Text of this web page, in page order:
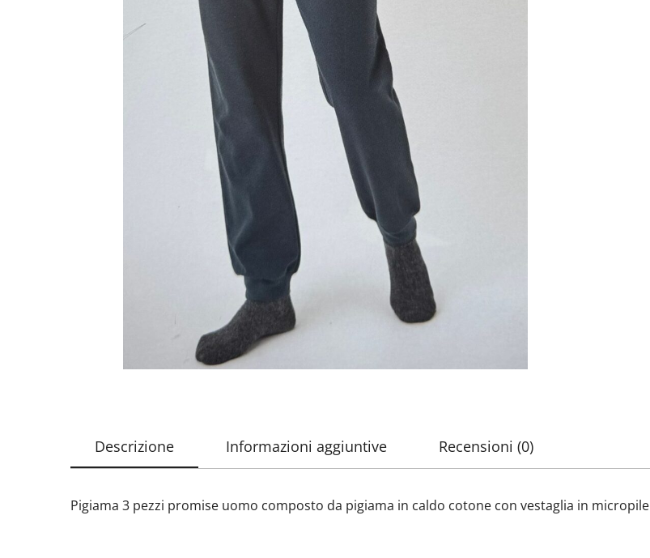
Descrizione Informazioni aggiuntive Recensioni (0)
Pigiama 3 pezzi promise uomo composto da pigiama in caldo cotone con vestaglia in micropile